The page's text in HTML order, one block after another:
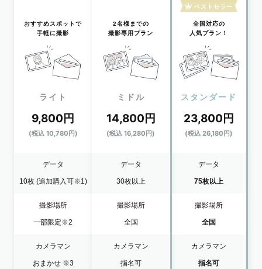
おすすめスポットで
手軽に撮影
ライト
9,800円
(税込 10,780円)
データ
10枚 (追加購入可※1)
撮影場所
一部限定※2
カメラマン
おまかせ ※3
2名様までの
撮影専用プラン
ミドル
14,800円
(税込 16,280円)
データ
30枚以上
撮影場所
全国
カメラマン
指名可
ベストセラー
全国対応の
人気プラン！
スタンダード
23,800円
(税込 26,180円)
データ
75枚以上
撮影場所
全国
カメラマン
指名可